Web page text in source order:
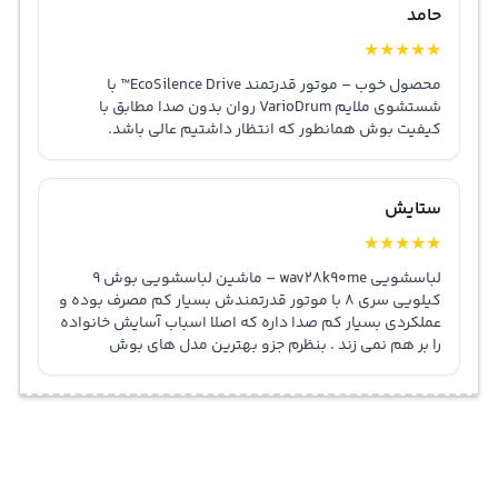
حامد
★
★
★
★
★
محصول خوب – موتور قدرتمند EcoSilence Drive™ با
شستشوی ملایم VarioDrum روان بدون صدا مطابق با
کیفیت بوش همانطور که انتظار داشتیم عالی باشد.
ستایش
★
★
★
★
★
لباسشویی wav28k90me – ماشین لباسشویی بوش 9
کیلویی سری 8 با موتور قدرتمندش بسیار کم مصرف بوده و
عملکردی بسیار کم صدا داره که اصلا اسباب آسایش خانواده
را بر هم نمی زند . بنظرم جزو بهترین مدل های بوش